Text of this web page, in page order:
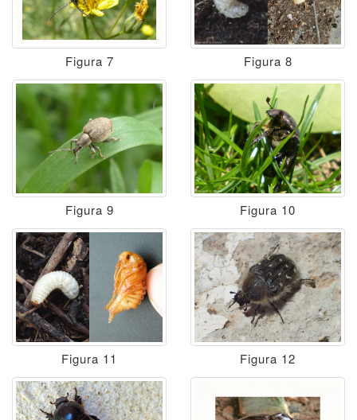
Figura 7 Figura 8
Figura 9 Figura 10
Figura 11 Figura 12